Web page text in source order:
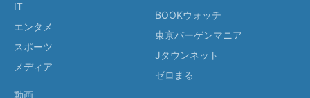
IT
エンタメ
スポーツ
メディア
動画
BOOKウォッチ
東京バーゲンマニア
Jタウンネット
ゼロまる